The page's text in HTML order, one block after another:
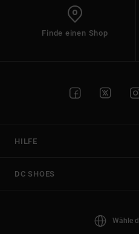
Finde einen Shop
HILFE
DC SHOES
Wähle